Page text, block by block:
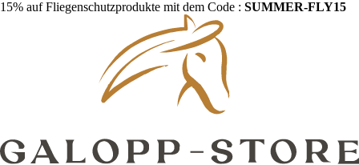
15% auf Fliegenschutzprodukte mit dem Code : SUMMER-FLY15